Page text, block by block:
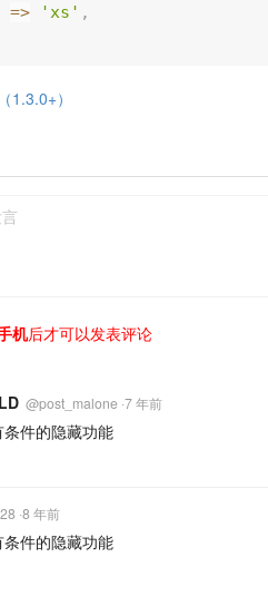
=> 'xs' ,
1.3.0+）
机后才可以发表评论
@post_malone ·7 年前
件的隐藏功能
·8 年前
件的隐藏功能